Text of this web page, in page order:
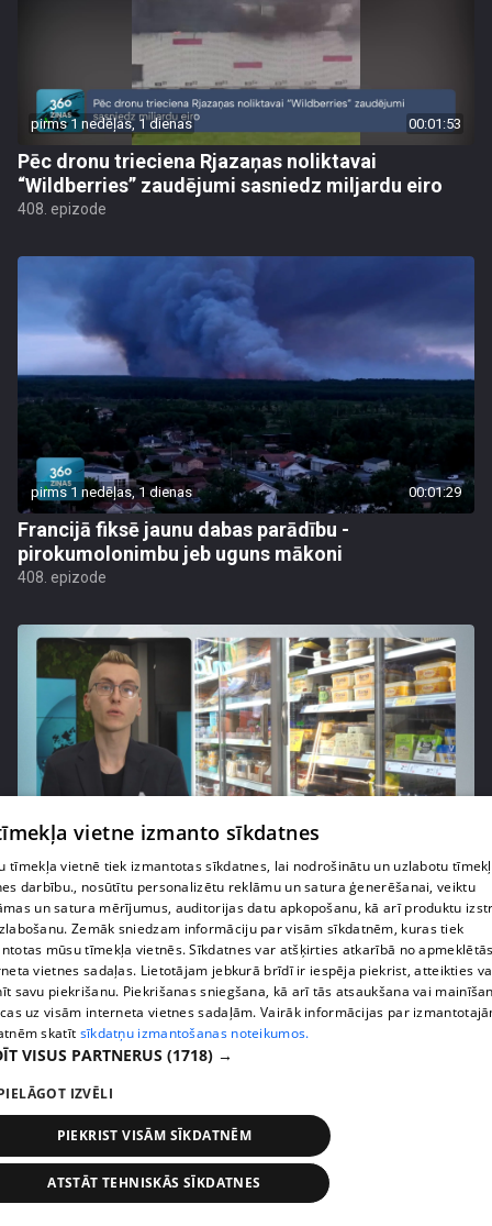
pirms 1 nedēļas, 1 dienas 00:01:53
Pēc dronu trieciena Rjazaņas noliktavai
“Wildberries” zaudējumi sasniedz miljardu eiro
408. epizode
pirms 1 nedēļas, 1 dienas 00:01:29
Francijā fiksē jaunu dabas parādību -
pirokumolonimbu jeb uguns mākoni
408. epizode
pirms 1 nedēļas, 1 dienas 00:03:37
Pārtiku pērkam vairāk, bet vai “zemo cenu grozs”
tiešām samazina kopējo čeku?
408. epizode
vietne izmanto sīkdatnes
tīmekļa vietnē tiek izmantotas sīkdatnes, lai nodrošinātu un uzlabotu
darbību., nosūtītu personalizētu reklāmu un satura ģenerēšanai, veiktu
un satura mērījumus, auditorijas datu apkopošanu, kā arī produktu
Zemāk sniedzam informāciju par visām sīkdatnēm, kuras tiek
mūsu tīmekļa vietnēs. Sīkdatnes var atšķirties atkarībā no
vietnes sadaļas. Lietotājam jebkurā brīdī ir iespēja piekrist, atteikties
savu piekrišanu. Piekrišanas sniegšana, kā arī tās atsaukšana vai
uz visām interneta vietnes sadaļām. Vairāk informācijas par
skatīt sīkdatņu izmantošanas noteikumos.
VISUS PARTNERUS (1718) →
IZVĒLI
PIEKRIST VISĀM SĪKDATNĒM
ATSTĀT TEHNISKĀS SĪKDATNES